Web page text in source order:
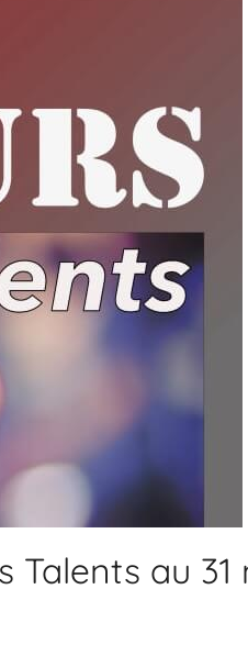
Talents au 31